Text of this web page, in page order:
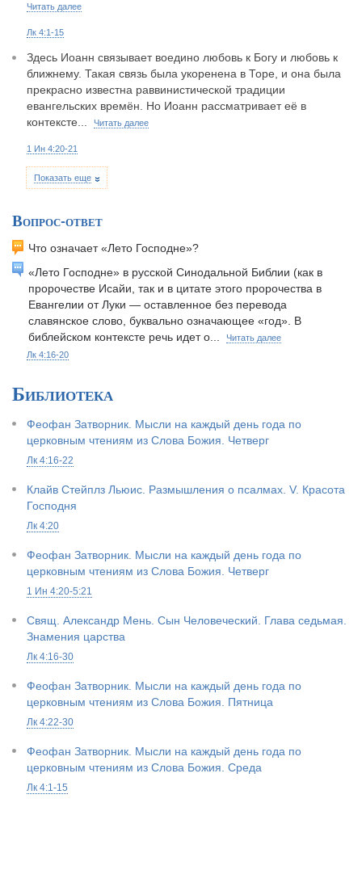
Читать далее
Лк 4:1-15
Здесь Иоанн связывает воедино любовь к Богу и любовь к
ближнему. Такая связь была укоренена в Торе, и она была
прекрасно известна раввинистической традиции
евангельских времён. Но Иоанн рассматривает её в
контексте...
Читать далее
1 Ин 4:20-21
Показать еще
Вопрос-ответ
Что означает «Лето Господне»?
«Лето Господне» в русской Синодальной Библии (как в
пророчестве Исайи, так и в цитате этого пророчества в
Евангелии от Луки — оставленное без перевода
славянское слово, буквально означающее «год». В
библейском контексте речь идет о...
Читать далее
Лк 4:16-20
Библиотека
Феофан Затворник. Мысли на каждый день года по
церковным чтениям из Слова Божия. Четверг
Лк 4:16-22
Клайв Стейплз Льюис. Размышления о псалмах. V. Красота
Господня
Лк 4:20
Феофан Затворник. Мысли на каждый день года по
церковным чтениям из Слова Божия. Четверг
1 Ин 4:20-5:21
Свящ. Александр Мень. Сын Человеческий. Глава седьмая.
Знамения царства
Лк 4:16-30
Феофан Затворник. Мысли на каждый день года по
церковным чтениям из Слова Божия. Пятница
Лк 4:22-30
Феофан Затворник. Мысли на каждый день года по
церковным чтениям из Слова Божия. Среда
Лк 4:1-15